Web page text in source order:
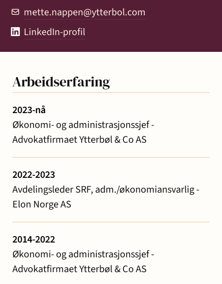
mette.nappen@ytterbol.com
LinkedIn-profil
Arbeidserfaring
2023-nå
Økonomi- og administrasjonssjef -
Advokatfirmaet Ytterbøl & Co AS
2022-2023
Avdelingsleder SRF, adm./økonomiansvarlig -
Elon Norge AS
2014-2022
Økonomi- og administrasjonssjef -
Advokatfirmaet Ytterbøl & Co AS